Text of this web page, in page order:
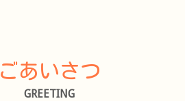
ごあいさつ
GREETING